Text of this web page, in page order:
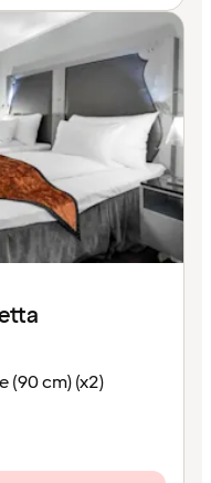
(90 cm) (x2)